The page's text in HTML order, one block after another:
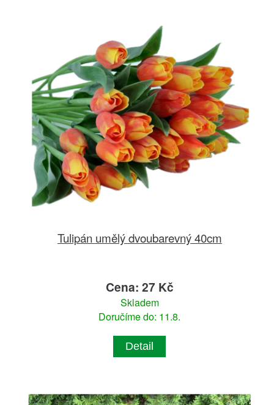
Tulipán umělý dvoubarevný 40cm
Cena: 27 Kč
Skladem
Doručíme do: 11.8.
Detail